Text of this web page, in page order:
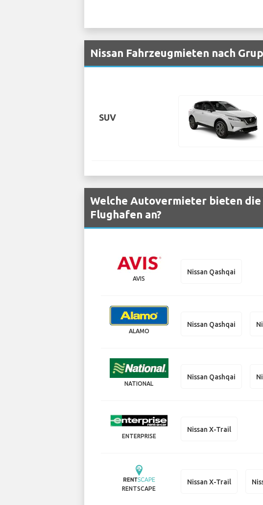
Nissan Fahrzeugmieten nach
SUV
Welche Autovermieter bieten
Flughafen an?
AVIS
Nissan Qashqai
ALAMO
Nissan Qashqai
NATIONAL
Nissan Qashqai
ENTERPRISE
Nissan X-Trail
RENTSCAPE
Nissan X-Trail